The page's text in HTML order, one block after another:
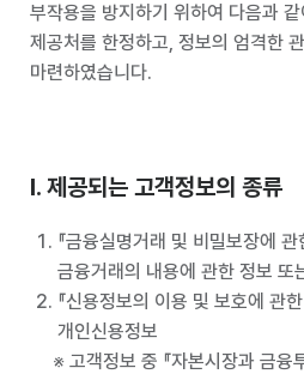
부작용을 방지하기 위하여 다음과
제공처를 한정하고, 정보의 엄격한
마련하였습니다.
I. 제공되는 고객정보의 종류
『금융실명거래 및 비밀보장에
금융거래의 내용에 관한 정보 또
『신용정보의 이용 및 보호에 관
개인신용정보
※ 고객정보 중 『자본시장과 금융